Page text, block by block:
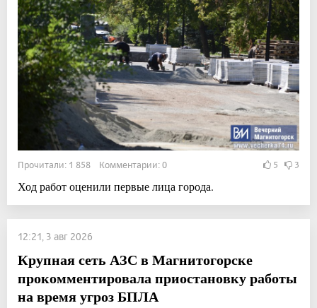
Прочитали: 1 858 Комментарии: 0 5 3
Ход работ оценили первые лица города.
12:21, 3 авг 2026
Крупная сеть АЗС в Магнитогорске
прокомментировала приостановку работы
на время угроз БПЛА